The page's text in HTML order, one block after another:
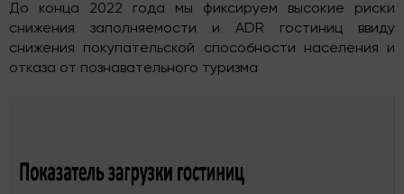
До конца 2022 года мы фиксируем высокие риски
снижения заполняемости и ADR гостиниц ввиду
снижения покупательской способности населения и
отказа от познавательного туризма